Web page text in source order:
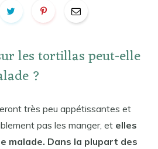
les tortillas peut-elle
?
très peu appétissantes et
pas les manger, et elles
malade. Dans la plupart des